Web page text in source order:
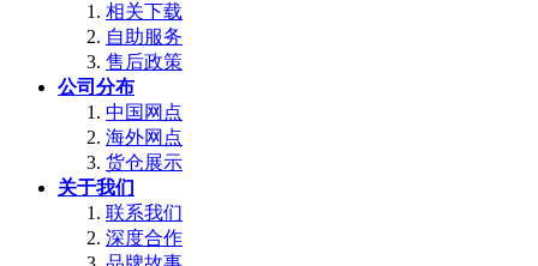
相关下载
自助服务
售后政策
公司分布
中国网点
海外网点
货仓展示
关于我们
联系我们
深度合作